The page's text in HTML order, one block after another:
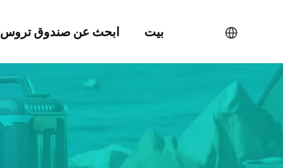
بيت ابحث عن صندوق تروس